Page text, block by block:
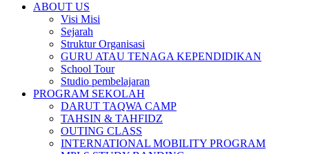
ABOUT US
Visi Misi
Sejarah
Struktur Organisasi
GURU ATAU TENAGA KEPENDIDIKAN
School Tour
Studio pembelajaran
PROGRAM SEKOLAH
DARUT TAQWA CAMP
TAHSIN & TAHFIDZ
OUTING CLASS
INTERNATIONAL MOBILITY PROGRAM